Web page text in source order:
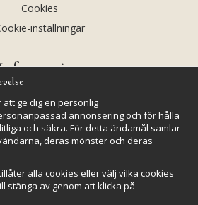
Cookies
inställningar
Kalendarium
Nyheter
och fairtrade
& Ladda kristaller
ge dig en personlig
annonsering och för hålla
och säkra. För detta ändamål samlar
deras mönster och deras
alla cookies eller välj vilka cookies
stänga av genom att klicka på